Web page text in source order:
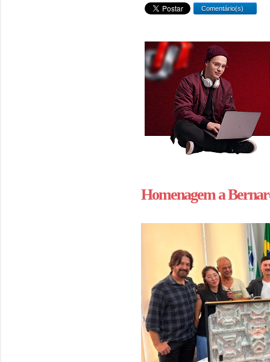
Comentário(s)
Homenagem a